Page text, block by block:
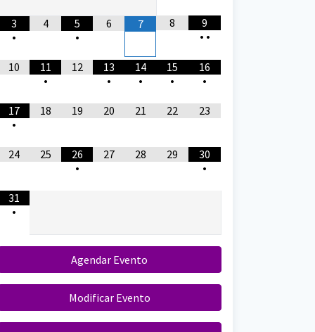
3
•
4
5
•
6 7 8
9
• •
10
11
•
12
13
•
14
•
15
•
16
•
17
•
18 19 20 21 22 23
24 25
26
•
27 28 29
30
•
31
•
Agendar Evento
Modificar Evento